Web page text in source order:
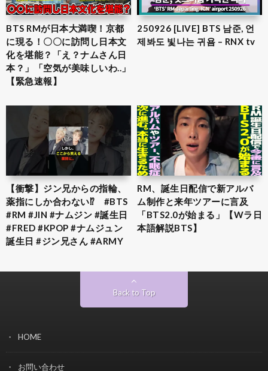
BTS RMが日本大満喫！京都
に現る！〇〇に訪問し日本文
化を堪能？「え？ナムさん日
本？」「空気が美味しいわ..」
【緊急速報】
250926 [LIVE] BTS 남준, 언
제봐도 빛나는 귀욤 – RNX tv
【衝撃】ジン兄からの指輪、
薬指にしか合わない⁉︎ #BTS
#RM #JIN #ナムジン #誕生日
#FRED #KPOP #ナムジュン
誕生日 #ジン兄さん #ARMY
RM、誕生日配信で新アルバ
ム制作と来年ツアーに言及
「BTS2.0が始まる」【Wラ日
本語解説BTS】
Back to Top
HOME
お問い合わせ